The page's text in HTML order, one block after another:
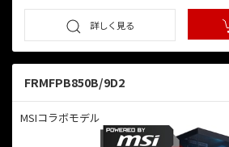
詳しく見る
FRMFPB850B/9D2
MSIコラボモデル